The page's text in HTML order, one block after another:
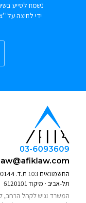
נשמח לסייע
ידי לחיצה על
03-6093609
החשמונאים 103 ת.ד. 20144
תל-אביב · מיקוד 6120101
המשרד נגיש לקהל הרחב,